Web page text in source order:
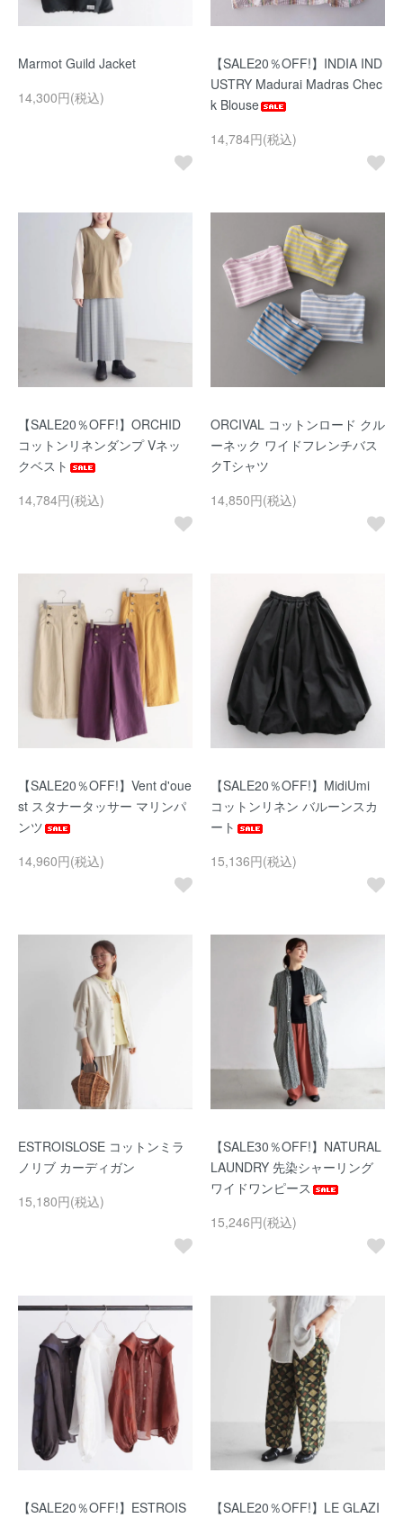
Marmot Guild Jacket
14,300円(税込)
【SALE20％OFF!】INDIA IND
USTRY Madurai Madras Chec
k Blouse
14,784円(税込)
【SALE20％OFF!】ORCHID
コットンリネンダンプ Vネッ
クベスト
14,784円(税込)
ORCIVAL コットンロード クル
ーネック ワイドフレンチバス
クTシャツ
14,850円(税込)
【SALE20％OFF!】Vent d'oue
st スタナータッサー マリンパ
ンツ
14,960円(税込)
【SALE20％OFF!】MidiUmi
コットンリネン バルーンスカ
ート
15,136円(税込)
ESTROISLOSE コットンミラ
ノリブ カーディガン
15,180円(税込)
【SALE30％OFF!】NATURAL
LAUNDRY 先染シャーリング
ワイドワンピース
15,246円(税込)
【SALE20％OFF!】ESTROIS
【SALE20％OFF!】LE GLAZI